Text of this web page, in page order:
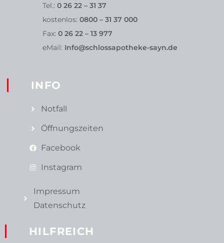
Tel.: 0 26 22 – 31 37
kostenlos: 0800 – 31 37 000
Fax: 0 26 22 – 13 977
eMail: Info@schlossapotheke-sayn.de
INFO
Notfall
Öffnungszeiten
Facebook
Instagram
Impressum
Datenschutz
HILFREICH